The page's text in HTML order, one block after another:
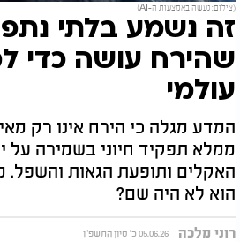
(צילום: נעשה באמצעות ה-AI)
זה נשמע בלתי
שהירח עושה כדי
עולמי
המדע מגלה כי הירח אינו רק
ממלא תפקיד חיוני בשמירה על
האקלים ותופעת הגאות והשפל.
הוא לא היה שם?
רוני מלכה 05.06.26 כ' סיון התשפ"ו